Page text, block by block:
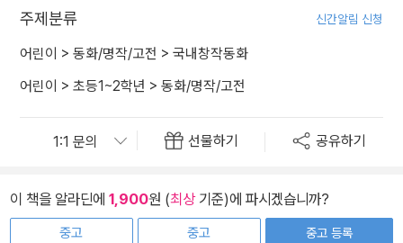
주제분류 신간알림 신청
어린이 > 동화/명작/고전 > 국내창작동화
어린이 > 초등1~2학년 > 동화/명작/고전
선물하기 공유하기
이 책을 알라딘에 1,900원 (최상기준)에 파시겠습니까?
중고
중고
중고 등록